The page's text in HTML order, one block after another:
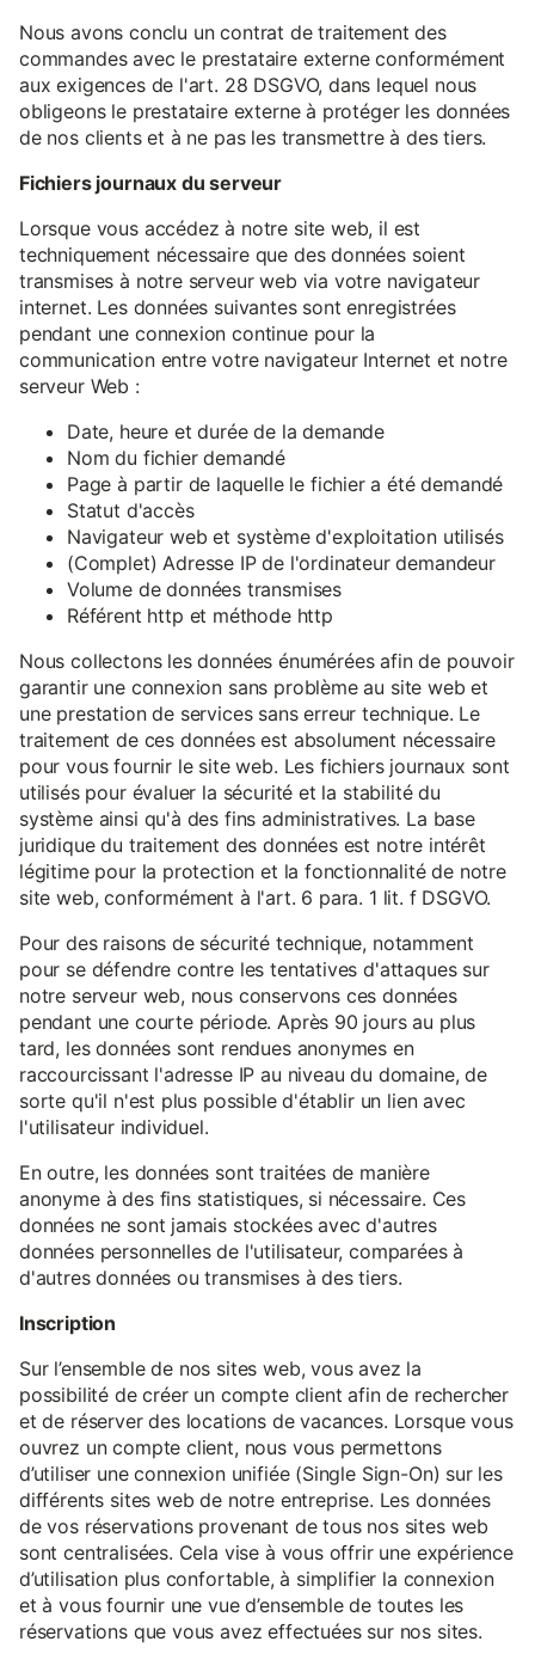
Nous avons conclu un contrat de traitement des
commandes avec le prestataire externe conformément
aux exigences de l'art. 28 DSGVO, dans lequel nous
obligeons le prestataire externe à protéger les données
de nos clients et à ne pas les transmettre à des tiers.
Fichiers journaux du serveur
Lorsque vous accédez à notre site web, il est
techniquement nécessaire que des données soient
transmises à notre serveur web via votre navigateur
internet. Les données suivantes sont enregistrées
pendant une connexion continue pour la
communication entre votre navigateur Internet et notre
serveur Web :
Date, heure et durée de la demande
Nom du fichier demandé
Page à partir de laquelle le fichier a été demandé
Statut d'accès
Navigateur web et système d'exploitation utilisés
(Complet) Adresse IP de l'ordinateur demandeur
Volume de données transmises
Référent http et méthode http
Nous collectons les données énumérées afin de pouvoir
garantir une connexion sans problème au site web et
une prestation de services sans erreur technique. Le
traitement de ces données est absolument nécessaire
pour vous fournir le site web. Les fichiers journaux sont
utilisés pour évaluer la sécurité et la stabilité du
système ainsi qu'à des fins administratives. La base
juridique du traitement des données est notre intérêt
légitime pour la protection et la fonctionnalité de notre
site web, conformément à l'art. 6 para. 1 lit. f DSGVO.
Pour des raisons de sécurité technique, notamment
pour se défendre contre les tentatives d'attaques sur
notre serveur web, nous conservons ces données
pendant une courte période. Après 90 jours au plus
tard, les données sont rendues anonymes en
raccourcissant l'adresse IP au niveau du domaine, de
sorte qu'il n'est plus possible d'établir un lien avec
l'utilisateur individuel.
En outre, les données sont traitées de manière
anonyme à des fins statistiques, si nécessaire. Ces
données ne sont jamais stockées avec d'autres
données personnelles de l'utilisateur, comparées à
d'autres données ou transmises à des tiers.
Inscription
Sur l’ensemble de nos sites web, vous avez la
possibilité de créer un compte client afin de rechercher
et de réserver des locations de vacances. Lorsque vous
ouvrez un compte client, nous vous permettons
d’utiliser une connexion unifiée (Single Sign-On) sur les
différents sites web de notre entreprise. Les données
de vos réservations provenant de tous nos sites web
sont centralisées. Cela vise à vous offrir une expérience
d’utilisation plus confortable, à simplifier la connexion
et à vous fournir une vue d’ensemble de toutes les
réservations que vous avez effectuées sur nos sites.